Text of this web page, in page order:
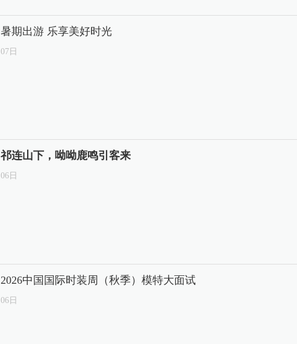
暑期出游 乐享美好时光
07日
祁连山下，呦呦鹿鸣引客来
06日
2026中国国际时装周（秋季）模特大面试
06日